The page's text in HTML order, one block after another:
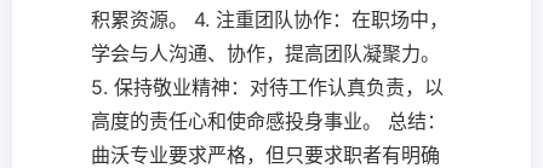
积累资源。 4. 注重团队协作：在职场中，
学会与人沟通、协作，提高团队凝聚力。
5. 保持敬业精神：对待工作认真负责，以
高度的责任心和使命感投身事业。 总结：
曲沃专业要求严格，但只要求职者有明确